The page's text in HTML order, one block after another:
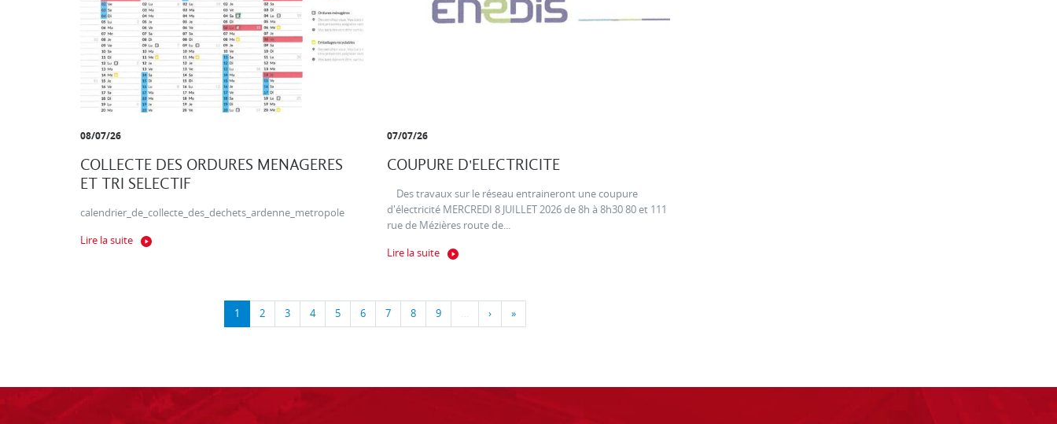
08/07/26
COLLECTE DES ORDURES MENAGERES
ET TRI SELECTIF
calendrier_de_collecte_des_dechets_ardenne_metropole
Lire la suite
07/07/26
COUPURE D'ELECTRICITE
Des travaux sur le réseau entraineront une coupure
d'électricité MERCREDI 8 JUILLET 2026 de 8h à 8h30 80 et 111
rue de Mézières route de...
Lire la suite
1 2 3 4 5 6 7 8 9 … › »